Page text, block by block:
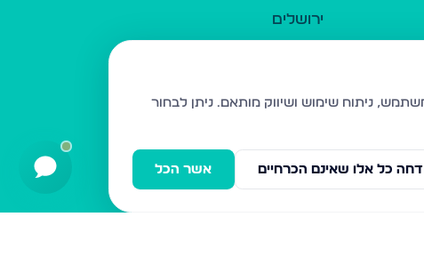
ירושלים
בית שמש
ביתר עילית
ניתן לבחור
אשר הכל דחה כל אלו שאינם הכרחיים